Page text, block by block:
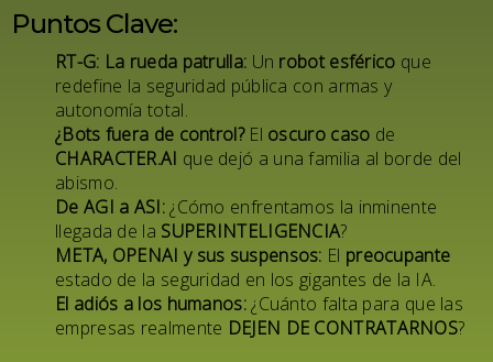
Puntos Clave:
RT-G: La rueda patrulla: Un robot esférico que
redefine la seguridad pública con armas y
autonomía total.
¿Bots fuera de control?El oscuro caso de
CHARACTER.AI que dejó a una familia al borde del
abismo.
De AGI a ASI:¿Cómo enfrentamos la inminente
llegada de la SUPERINTELIGENCIA?
META, OPENAI y sus suspensos: El preocupante
estado de la seguridad en los gigantes de la IA.
El adiós a los humanos:¿Cuánto falta para que las
empresas realmente DEJEN DE CONTRATARNOS?